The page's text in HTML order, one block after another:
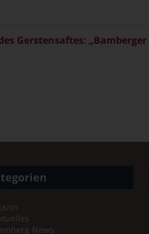
Gerstensaftes: „Bamberger
News